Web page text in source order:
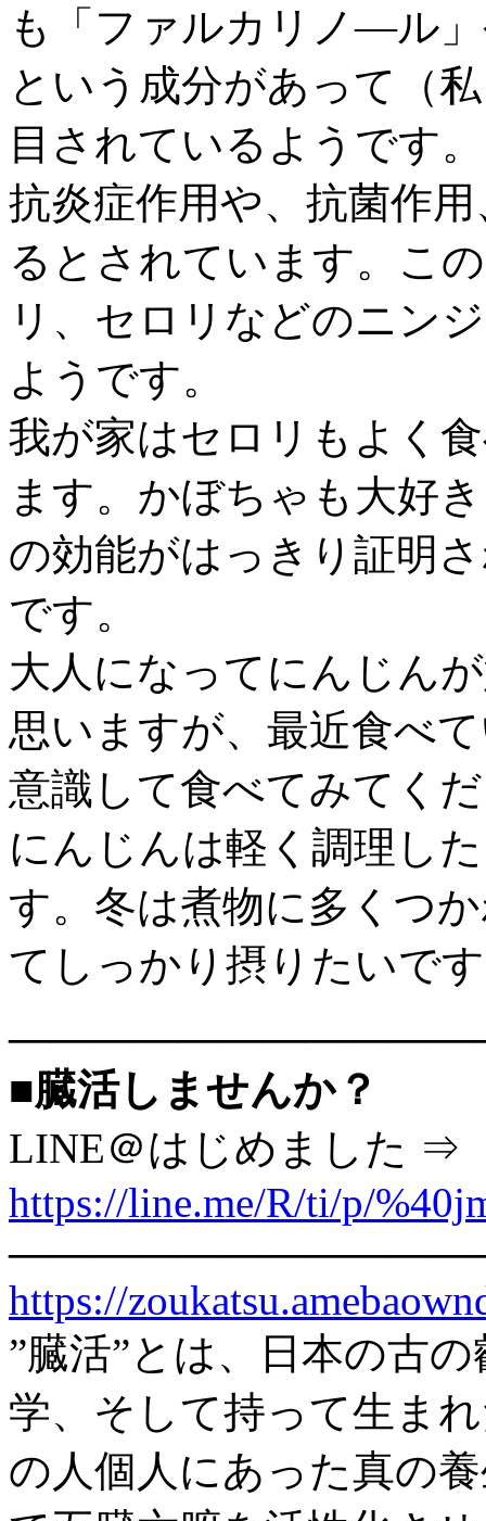
も「ファルカリノ―ル
という成分があって（
目されているようです。
抗炎症作用や、抗菌作
るとされています。こ
リ、セロリなどのニン
ようです。
我が家はセロリもよく
ます。かぼちゃも大好
の効能がはっきり証明
です。
大人になってにんじん
思いますが、最近食べ
意識して食べてみてく
にんじんは軽く調理し
す。冬は煮物に多くつ
てしっかり摂りたいで
■臓活しませんか？
LINE＠はじめました ⇒
https://line.me/R/ti/p/
https://
”臓活”とは、日本の古
学、そして持って生ま
の人個人にあった真の